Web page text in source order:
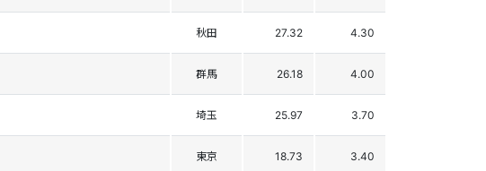
秋田 27.32 4.30
群馬 26.18 4.00
埼玉 25.97 3.70
東京 18.73 3.40